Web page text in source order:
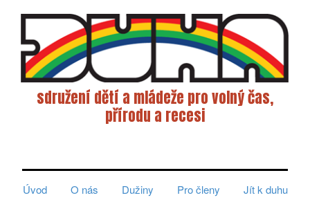
sdružení dětí a mládeže pro volný čas,
přírodu a recesi
Úvod
O nás Dužiny Pro členy
Jít k duhu